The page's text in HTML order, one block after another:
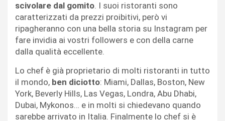
scivolare dal gomito. I suoi ristoranti sono
caratterizzati da prezzi proibitivi, però vi
ripagheranno con una bella storia su Instagram per
fare invidia ai vostri followers e con della carne
dalla qualità eccellente.
Lo chef è già proprietario di molti ristoranti in tutto
il mondo, ben diciotto: Miami, Dallas, Boston, New
York, Beverly Hills, Las Vegas, Londra, Abu Dhabi,
Dubai, Mykonos… e in molti si chiedevano quando
sarebbe arrivato in Italia. Finalmente lo chef si è